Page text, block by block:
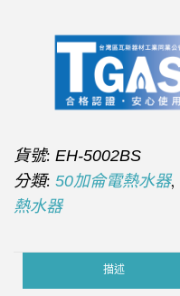
貨號: EH-5002BS
分類: 50加侖電熱水器,
熱水器
描述